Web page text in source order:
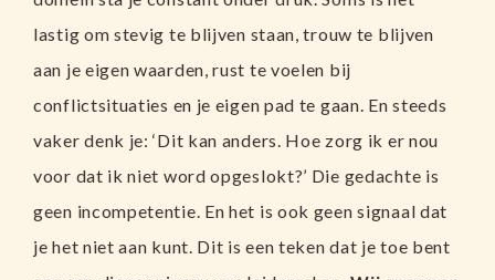
lastig om stevig te blijven staan, trouw te blijven
aan je eigen waarden, rust te voelen bij
conflictsituaties en je eigen pad te gaan. En steeds
vaker denk je: ‘Dit kan anders. Hoe zorg ik er nou
voor dat ik niet word opgeslokt?’ Die gedachte is
geen incompetentie. En het is ook geen signaal dat
je het niet aan kunt. Dit is een teken dat je toe bent